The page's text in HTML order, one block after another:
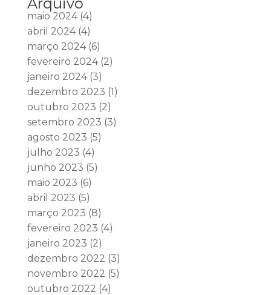
maio 2024(4)
abril 2024(4)
março 2024(6)
fevereiro 2024(2)
janeiro 2024(3)
dezembro 2023 (1)
outubro 2023 (2)
setembro 2023 (3)
agosto 2023 (5)
julho 2023 (4)
junho 2023 (5)
maio 2023 (6)
abril 2023 (5)
março 2023 (8)
fevereiro 2023 (4)
janeiro 2023 (2)
dezembro 2022 (3)
novembro 2022 (5)
outubro 2022 (4)